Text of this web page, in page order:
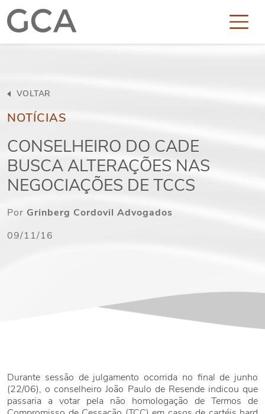
NOTÍCIAS
VOLTAR
CONSELHEIRO DO CADE
BUSCA ALTERAÇÕES NAS
NEGOCIAÇÕES DE TCCS
Por Grinberg Cordovil Advogados
09/11/16
Durante sessão de julgamento ocorrida no final de junho
(22/06), o conselheiro João Paulo de Resende indicou que
passaria a votar pela não homologação de Termos de